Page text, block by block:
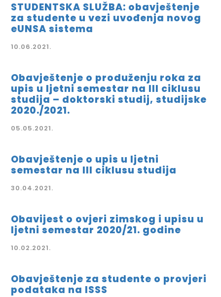
STUDENTSKA SLUŽBA: obavještenje
za studente u vezi uvođenja novog
eUNSA sistema
10.06.2021.
Obavještenje o produženju roka za
upis u ljetni semestar na III ciklusu
studija – doktorski studij, studijske
2020./2021.
05.05.2021.
Obavještenje o upis u ljetni
semestar na III ciklusu studija
30.04.2021.
Obavijest o ovjeri zimskog i upisu u
ljetni semestar 2020/21. godine
10.02.2021.
Obavještenje za studente o provjeri
podataka na ISSS